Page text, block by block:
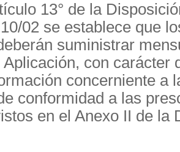
13° de la
02 se establece que
suministrar
con carácter
concerniente a
conformidad a las
en el Anexo II de la